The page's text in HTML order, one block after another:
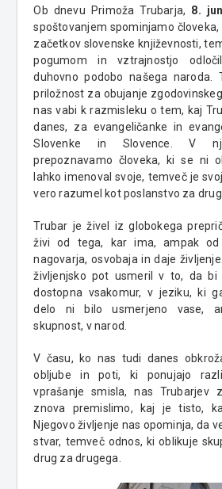
Ob dnevu Primoža Trubarja, 8.
spoštovanjem spominjamo
začetkov slovenske književnosti,
pogumom in vztrajnostjo
duhovno podobo našega naroda.
priložnost za obujanje
nas vabi k razmisleku o tem, kaj
danes, za evangeličanke in
Slovenke in Slovence. V
prepoznavamo človeka, ki se ni
lahko imenoval svoje, temveč je
vero razumel kot poslanstvo za
Trubar je živel iz globokega
živi od tega, kar ima, ampak od
nagovarja, osvobaja in daje
življenjsko pot usmeril v to, da bi
dostopna vsakomur, v jeziku, ki
delo ni bilo usmerjeno vase,
skupnost, v narod.
V času, ko nas tudi danes
obljube in poti, ki ponujajo
vprašanje smisla, nas Trubarjev
znova premislimo, kaj je tisto,
Njegovo življenje nas opominja, da
stvar, temveč odnos, ki oblikuje
drug za drugega.